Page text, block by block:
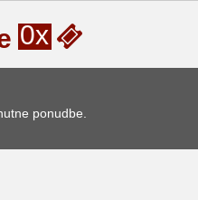
0x
ponudbe.